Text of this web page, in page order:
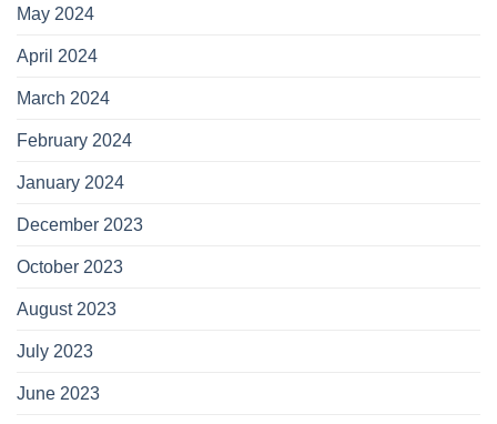
May 2024
April 2024
March 2024
February 2024
January 2024
December 2023
October 2023
August 2023
July 2023
June 2023